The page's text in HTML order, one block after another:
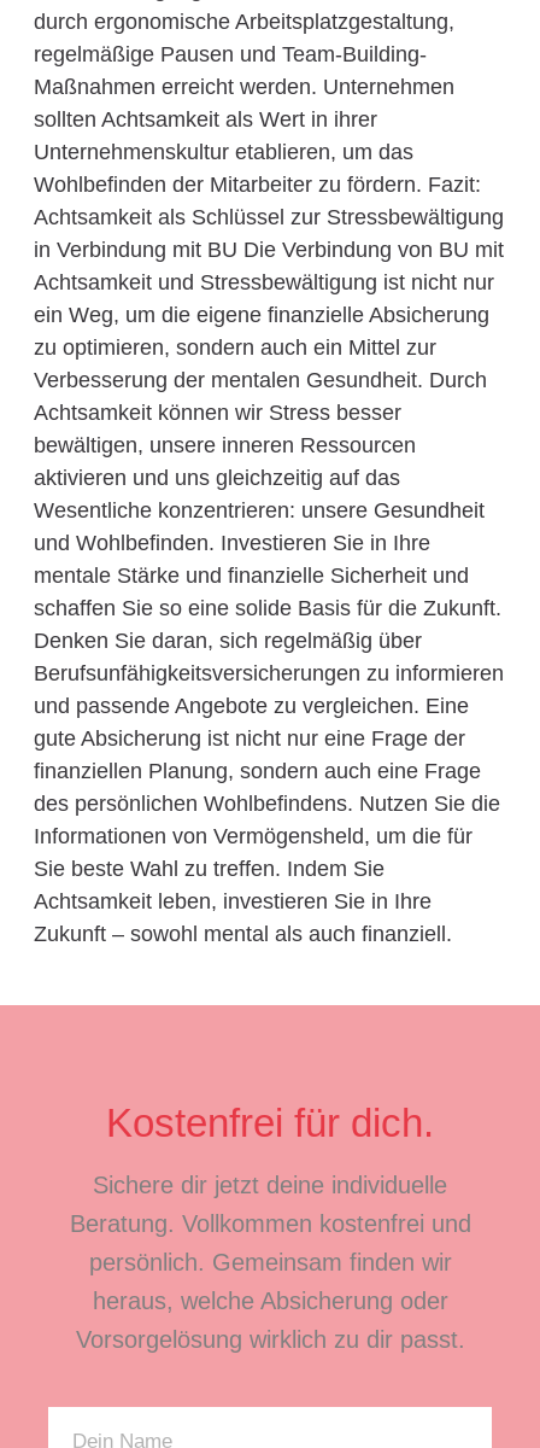
durch ergonomische Arbeitsplatzgestaltung,
regelmäßige Pausen und Team-Building-
Maßnahmen erreicht werden. Unternehmen
sollten Achtsamkeit als Wert in ihrer
Unternehmenskultur etablieren, um das
Wohlbefinden der Mitarbeiter zu fördern. Fazit:
Achtsamkeit als Schlüssel zur Stressbewältigung
in Verbindung mit BU Die Verbindung von BU mit
Achtsamkeit und Stressbewältigung ist nicht nur
ein Weg, um die eigene finanzielle Absicherung
zu optimieren, sondern auch ein Mittel zur
Verbesserung der mentalen Gesundheit. Durch
Achtsamkeit können wir Stress besser
bewältigen, unsere inneren Ressourcen
aktivieren und uns gleichzeitig auf das
Wesentliche konzentrieren: unsere Gesundheit
und Wohlbefinden. Investieren Sie in Ihre
mentale Stärke und finanzielle Sicherheit und
schaffen Sie so eine solide Basis für die Zukunft.
Denken Sie daran, sich regelmäßig über
Berufsunfähigkeitsversicherungen zu informieren
und passende Angebote zu vergleichen. Eine
gute Absicherung ist nicht nur eine Frage der
finanziellen Planung, sondern auch eine Frage
des persönlichen Wohlbefindens. Nutzen Sie die
Informationen von Vermögensheld, um die für
Sie beste Wahl zu treffen. Indem Sie
Achtsamkeit leben, investieren Sie in Ihre
Zukunft – sowohl mental als auch finanziell.
Kostenfrei für dich.
Sichere dir jetzt deine individuelle
Beratung. Vollkommen kostenfrei und
persönlich. Gemeinsam finden wir
heraus, welche Absicherung oder
Vorsorgelösung wirklich zu dir passt.